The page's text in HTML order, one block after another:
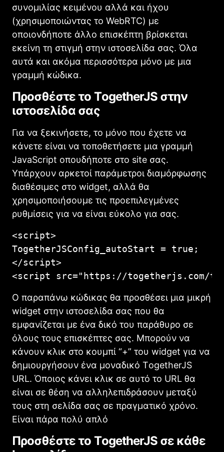
συνομιλίας κειμένου αλλά και ήχου
(χρησιμοποιώντας το WebRTC) με
οποιονδήποτε άλλο επισκέπτη βρίσκεται
εκείνη τη στιγμή στην ιστοσελίδα σας. Όλα
αυτά και ακόμα περισσότερα μόνο με μια
γραμμή κώδικα.
Προσθέστε το ΤogetherJS στην
ιστοσελίδα σας
Για να ξεκινήσετε, το μόνο που έχετε να
κάνετε είναι να τοποθετήσετε μια γραμμή
JavaScript οπουδήποτε στο site σας.
Υπάρχουν αρκετοί παράμετροι διαμόρφωσης
διαθέσιμες στο widget, αλλά θα
χρησιμοποιήσουμε τις προεπιλεγμένες
ρυθμίσεις για να είναι εύκολο για σας.
<script>
TogetherJSConfig_autoStart = true;
</script>
<script src="https://togetherjs.com/
Ο παραπάνω κώδικας θα προσθέσει μια μικρή
widget στην ιστοσελίδα σας που θα
εμφανίζεται με ένα δικό του παράθυρο σε
όλους τους επισκέπτες σας. Μπορούν να
κάνουν κλικ στο κουμπί “+” του widget για να
δημιουργήσουν ένα μοναδικό ΤogetherJS
URL. Όποιος κάνει κλικ σε αυτό το URL θα
είναι σε θέση να αλληλεπιδράσουν μεταξύ
τους στη σελίδα σας σε πραγματικό χρόνο.
Είναι πάρα πολύ απλό
Προσθέστε το ΤogetherJS σε κάθε